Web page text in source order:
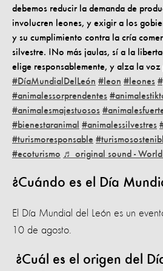
debemos reducir la demanda de
involucren leones, y exigir a los
y su cumplimiento contra la cría
silvestre. ¡No más jaulas, sí a la
elige responsablemente, y alza la
#DíaMundialDelLeón #leon #leones
#animalessorprendentes
#animalesmajestuosos
#bienestaranimal #animalessilvestres
#turismoresponsable
#ecoturismo ♬ original sound -
¿Cuándo es el Día
El Día Mundial del León es un
10 de agosto.
¿Cuál es el origen del